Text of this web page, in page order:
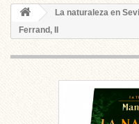
La naturaleza en
Ferrand, II